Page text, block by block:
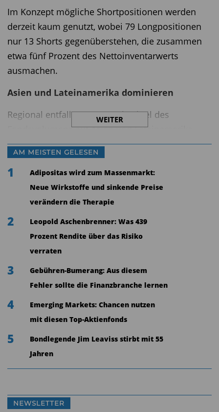
Im Konzept mögliche Shortpositionen werden
derzeit kaum genutzt, wobei 79 Longpositionen
nur 13 Shorts gegenüberstehen, die zusammen
etwa fünf Prozent des Nettoinventarwerts
ausmachen.
Asien und Lateinamerika dominieren
Regional entfallen etwa zwei Drittel des
Fondsvolumens auf Asien und Lateinamerika,
während europäische Schwellenmärkte etwa ein
Sechstel ausmachen. In Bezug auf Sektoren ist
das Portfolio breit diversifiziert, wobei die
Allokation in Finanzwerten vergleichsweise
niedrig ist.
Aktiver Ansatz führt zum Erfolg
Das Team glaubt an einen aktiven Ansatz, der
führen soll als passive Strategien. Sie setzen auf
gründliche Forschung, um ineffiziente
Kreditrisiken in Schwellenländern zu nutzen, und
konzentrieren sich auf ein Portfolio von 90 bis
110 Titeln, um Renditen zu maximieren und
Risiken effizient zu managen.
Beeindruckende Renditen
Die bisherige Leistung des Fonds ist
beeindruckend, mit attraktiven Renditen und
WEITER
AM MEISTEN GELESEN
1
Adipositas wird zum Massenmarkt:
Neue Wirkstoffe und sinkende Preise
verändern die Therapie
2
Leopold Aschenbrenner: Was 439
Prozent Rendite über das Risiko
verraten
3
Gebühren-Bumerang: Aus diesem
Fehler sollte die Finanzbranche lernen
4
Emerging Markets: Chancen nutzen
mit diesen Top-Aktienfonds
5
Bondlegende Jim Leaviss stirbt mit 55
Jahren
NEWSLETTER